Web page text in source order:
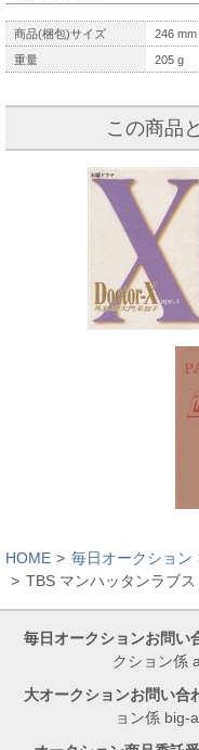
商品(梱包)サイズ 246 mm
重量
205 g
この商品
HOME 毎日オークション
TBS マンハッタンラブ
毎日オークションお問い
クション係
大オークションお問い合
ョン係 big-